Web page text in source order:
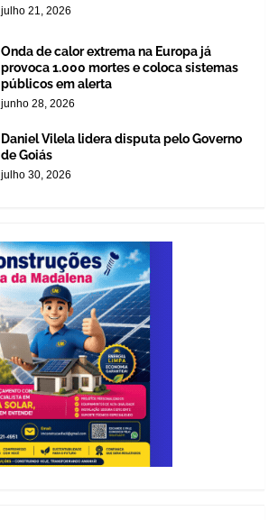
julho 21, 2026
Onda de calor extrema na Europa já
provoca 1.000 mortes e coloca sistemas
públicos em alerta
junho 28, 2026
Daniel Vilela lidera disputa pelo Governo
de Goiás
julho 30, 2026